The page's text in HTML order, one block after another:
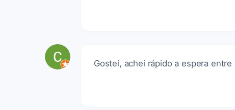
Gostei, achei rápido a espera